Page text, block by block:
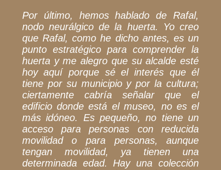
Por último, hemos hablado de Rafal,
nodo neurálgico de la huerta. Yo creo
que Rafal, como he dicho antes, es un
punto estratégico para comprender la
huerta y me alegro que su alcalde esté
hoy aquí porque sé el interés que él
tiene por su municipio y por la cultura;
ciertamente cabría señalar que el
edificio donde está el museo, no es el
más idóneo.
Es pequeño, no tiene un
acceso para personas con reducida
movilidad o para personas, aunque
tengan movilidad, ya tienen una
determinada edad. Hay una colección